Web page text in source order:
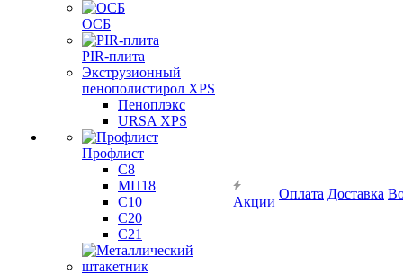
ОСБ
PIR-плита
Экструзионный
пенополистирол XPS
Пеноплэкс
URSA XPS
Профлист
С8
МП18
С10
С20
С21
Акции
Оплата Доставка